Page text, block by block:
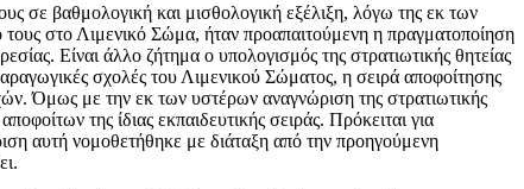
σε βαθμολογική και μισθολογική εξέλιξη, λόγω της εκ των
στο Λιμενικό Σώμα, ήταν προαπαιτούμενη η πραγματοποίηση
Είναι άλλο ζήτημα ο υπολογισμός της στρατιωτικής θητείας
σχολές του Λιμενικού Σώματος, η σειρά αποφοίτησης
Όμως με την εκ των υστέρων αναγνώριση της στρατιωτικής
της ίδιας εκπαιδευτικής σειράς. Πρόκειται για
αυτή νομοθετήθηκε με διάταξη από την προηγούμενη